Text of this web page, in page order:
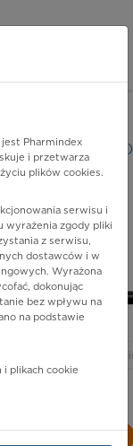
i budowlany)
Pharmindex
i przetwarza
plików cookies.
serwisu i
wyrażenia zgody pliki
z serwisu,
dostawców i w
Wyrażona
dokonując
bez wpływu na
na podstawie
plikach cookie